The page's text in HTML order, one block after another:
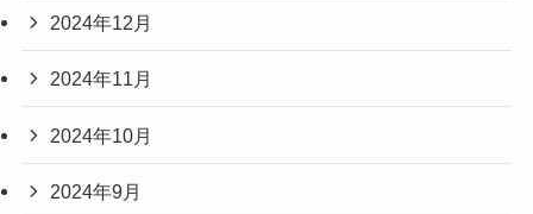
2024年12月
2024年11月
2024年10月
2024年9月